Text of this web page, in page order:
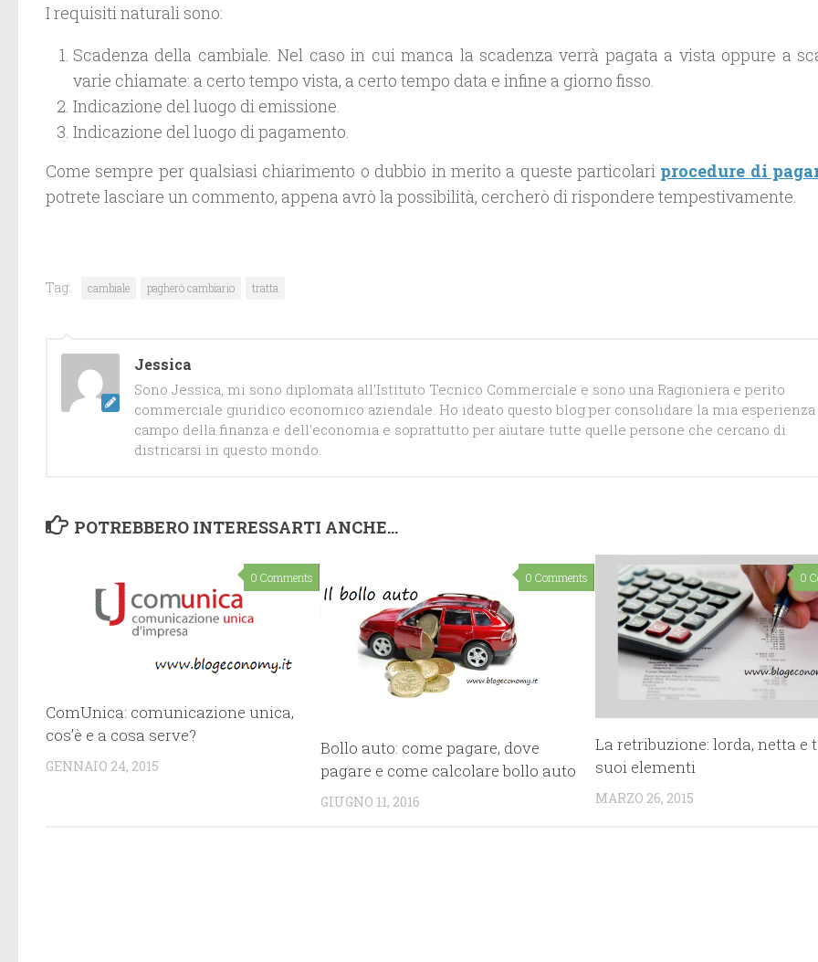
I requisiti naturali sono:
Scadenza della cambiale. Nel caso in cui manca la scadenza verrà pagata a vista oppure a
varie chiamate: a certo tempo vista, a certo tempo data e infine a giorno fisso.
Indicazione del luogo di emissione.
Indicazione del luogo di pagamento.
Come sempre per qualsiasi chiarimento o dubbio in merito a queste particolari procedure di
potrete lasciare un commento, appena avrò la possibilità, cercherò di rispondere tempestivamente.
Tag: cambiale pagherò cambiario tratta
Jessica
Sono Jessica, mi sono diplomata all'Istituto Tecnico Commerciale e sono una Ragioniera e perito
commerciale giuridico economico aziendale. Ho ideato questo blog per consolidare la mia esperienza
campo della finanza e dell'economia e soprattutto per aiutare tutte quelle persone che cercano di
districarsi in questo mondo.
POTREBBERO INTERESSARTI ANCHE...
0 Comments
ComUnica: comunicazione unica,
cos’è e a cosa serve?
GENNAIO 24, 2015
0 Comments
Bollo auto: come pagare, dove
pagare e come calcolare bollo auto
GIUGNO 11, 2016
0
La retribuzione: lorda, netta e
suoi elementi
MARZO 26, 2015